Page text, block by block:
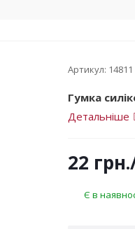
Артикул: 14811
Гумка
Детальніше
22 грн.
Є в